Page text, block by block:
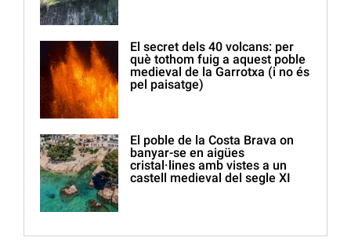
El secret dels 40 volcans: per
què tothom fuig a aquest poble
medieval de la Garrotxa (i no és
pel paisatge)
El poble de la Costa Brava on
banyar-se en aigües
cristal·lines amb vistes a un
castell medieval del segle XI